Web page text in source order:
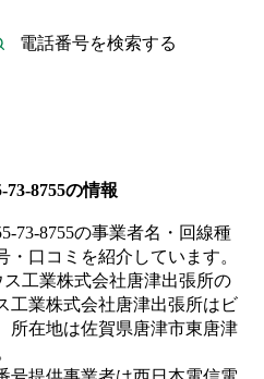
73-8755の情報
73-8755の事業者名・回線種
口コミを紹介しています。
ス工業株式会社唐津出張所の
工業株式会社唐津出張所は ビ
所在地は佐賀県唐津市東唐津